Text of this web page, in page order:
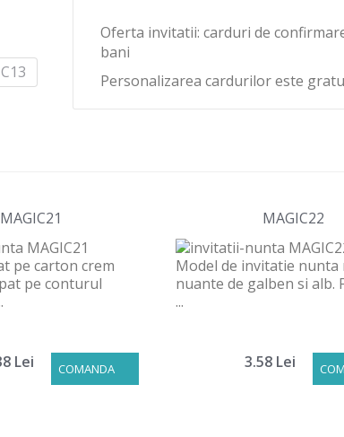
Oferta invitatii: carduri de
bani
Personalizarea cardurilor este
MAGIC21
pe carton crem
pe conturul
COMANDA
Lei
MAGIC22
Model de invitatie nunta
nuante de galben si alb.
...
3.58 Lei